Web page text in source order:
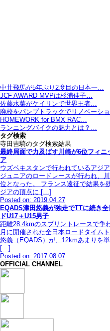
中井飛馬が5年ぶり2度目の日本一…
JCF AWARD MVPは杉浦佳子…
佐藤水菜がケイリンで世界王者…
廃校をパンプトラックでリノベーシ
HOMEWORK for BMX RAC…
ランニングバイクの魅力とは？…
タグ検索
寺田吉騎のタグ検索結果
最終局面で力及ばす川崎が6位フィ
ア
ウズベキスタンで行われているアジ
ジュニアのロードレースが行われ、
位となった。 フランス遠征で結果を
ジアの頂点に […]
Posted on: 2019.04.27
EQADS津田悠義が独走でTTに続き
ドU17＋U15男子
距離28.4kmのスプリントレースで争
月に開催された全日本ロードタイム
悠義（EQADS）が、12kmあまりを
[…]
Posted on: 2017.08.07
OFFICIAL CHANNEL